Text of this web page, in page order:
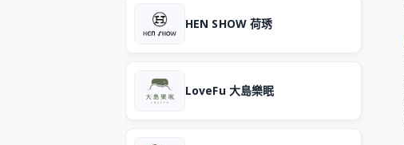
HEN SHOW 荷琇
LoveFu 大島樂眠